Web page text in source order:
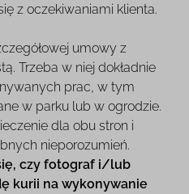
z oczekiwaniami klienta.
umowy z
Trzeba w niej dokładnie
prac, w tym
w parku lub w ogrodzie.
dla obu stron i
nieporozumień.
czy fotograf i/lub
kurii na wykonywanie